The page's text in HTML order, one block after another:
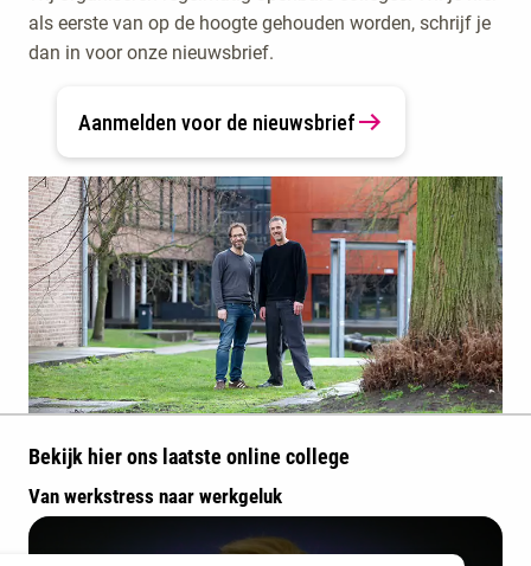
als eerste van op de hoogte gehouden worden, schrijf je
dan in voor onze nieuwsbrief.
Aanmelden voor de nieuwsbrief
Bekijk hier ons laatste online college
Van werkstress naar werkgeluk